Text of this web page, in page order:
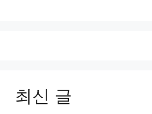
최신 글